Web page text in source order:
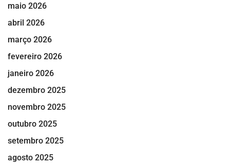
maio 2026
abril 2026
março 2026
fevereiro 2026
janeiro 2026
dezembro 2025
novembro 2025
outubro 2025
setembro 2025
agosto 2025